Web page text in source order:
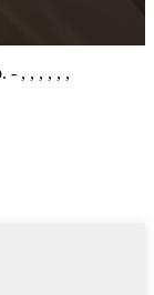
- , , , , , ,